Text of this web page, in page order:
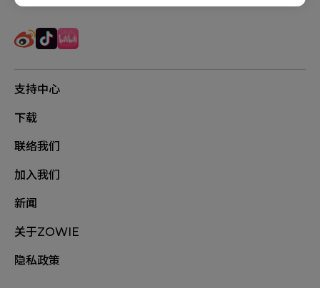
支持中心
下载
联络我们
加入我们
新闻
关于ZOWIE
隐私政策